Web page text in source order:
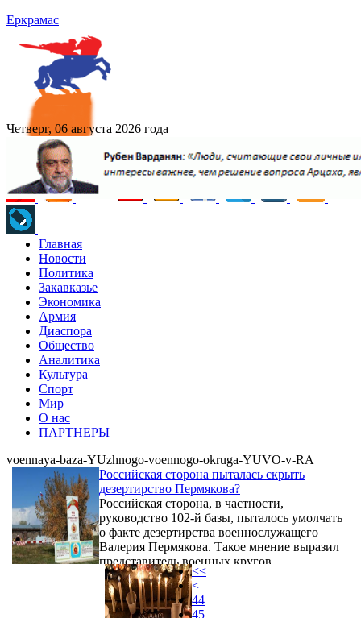
Еркрамас
Четверг, 06 августа 2026 года
Главная
Новости
Политика
Закавказье
Экономика
Армия
Диаспора
Общество
Аналитика
Культура
Спорт
Мир
О нас
ПАРТНЕРЫ
voennaya-baza-YUzhnogo-voennogo-okruga-YUVO-v-RA
Российская сторона пыталась скрыть
дезертирство Пермякова?
Российская сторона, в частности,
руководство 102-й базы, пыталось умолчать
о факте дезертирства военнослужащего
Валерия Пермякова. Такое мнение выразил
представитель военных кругов,
пожелавший сохранить
конфиденциальность.
<<
<
44
45